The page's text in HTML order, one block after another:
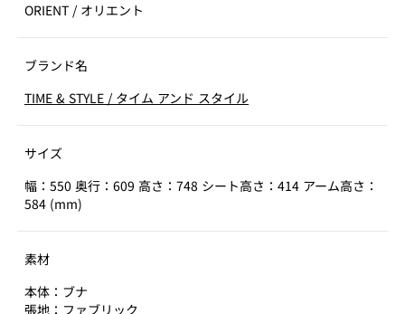
ORIENT / オリエント
ブランド名
TIME & STYLE / タイム アンド スタイル
サイズ
幅：550 奥行：609 高さ：748 シート高さ：414 アーム高さ：
584 (mm)
素材
本体：ブナ
張地：ファブリック